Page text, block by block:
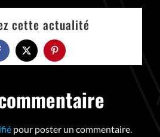
cette actualité
X Pinterest
pour poster un commentaire.